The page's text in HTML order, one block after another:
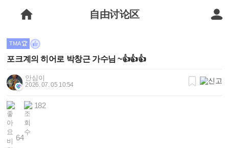
自由讨论区
TMA 🏆
포크계의 히어로 박창근 가수님 ~👍👍👍
안심이
2026. 07. 05 10:54
64
182